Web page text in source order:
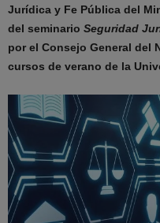
Jurídica y Fe Pública del
del seminario Seguridad
por el Consejo General del
cursos de verano de la